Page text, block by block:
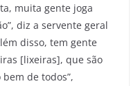
muita gente joga
diz a servente geral
disso, tem gente
[lixeiras], que são
de todos”,